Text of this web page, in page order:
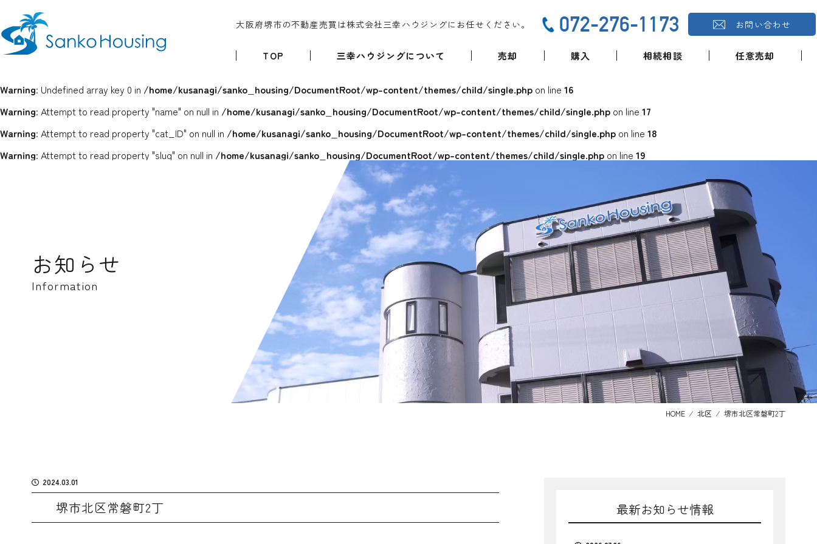
大阪府堺市の不動産売買は株式会社三幸ハウジングにお任せください。 072-276-1173 お問い合わせ
TOP 三幸ハウジングについて 売却 購入 相続相談 任意売却
Warning: Undefined array key 0 in /home/kusanagi/sanko_housing/DocumentRoot/wp-content/themes/child/single.php on line 16
Warning: Attempt to read property "name" on null in /home/kusanagi/sanko_housing/DocumentRoot/wp-content/themes/child/single.php on line 17
Warning: Attempt to read property "cat_ID" on null in /home/kusanagi/sanko_housing/DocumentRoot/wp-content/themes/child/single.php on line 18
Warning: Attempt to read property "slug" on null in /home/kusanagi/sanko_housing/DocumentRoot/wp-content/themes/child/single.php on line 19
お知らせ
Information
HOME ⁄ 北区 ⁄ 堺市北区常磐町2丁
2024.03.01
堺市北区常磐町2丁 最新お知らせ情報